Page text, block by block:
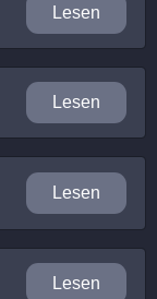
Lesen
Lesen
Lesen
Lesen